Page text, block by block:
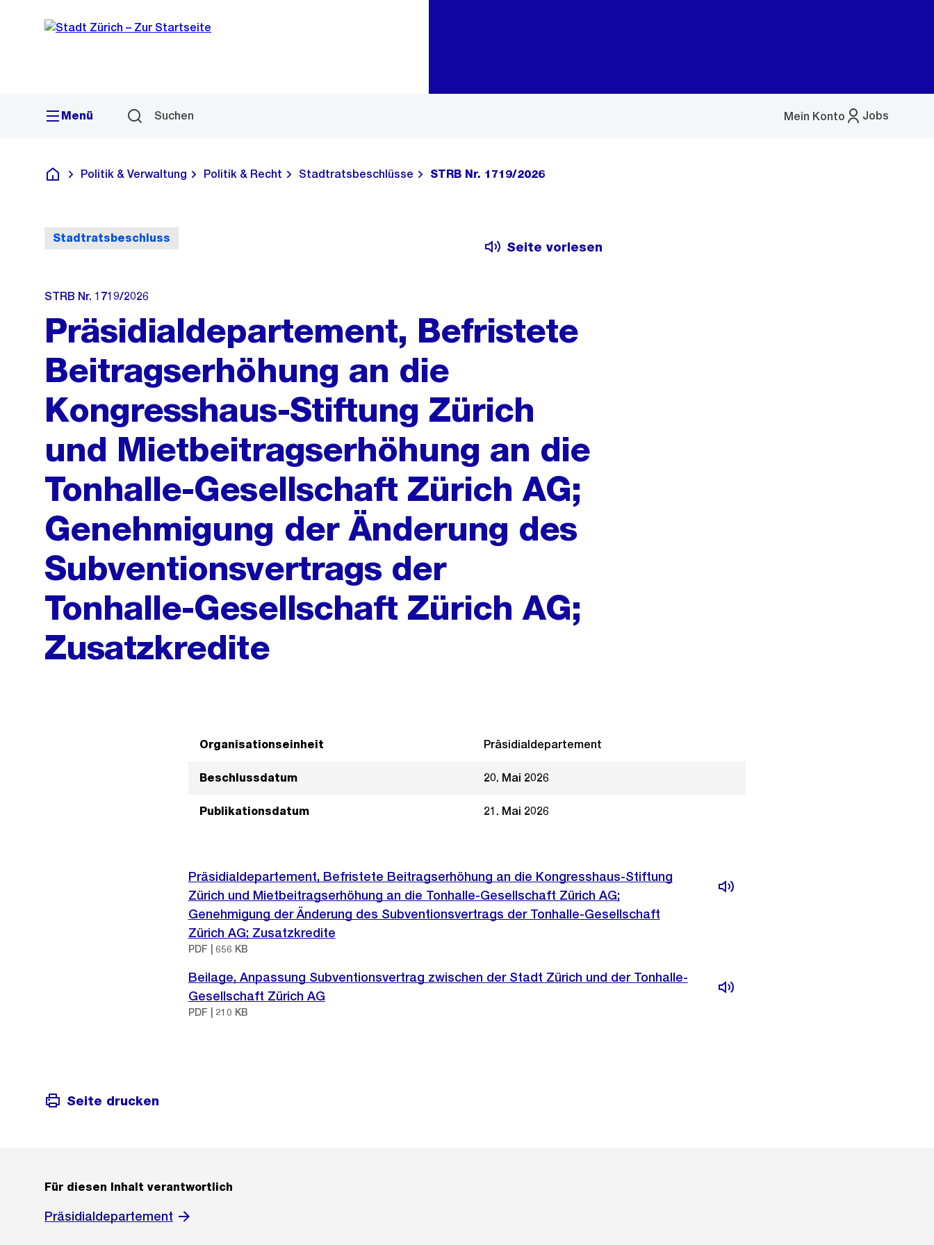
Navigation
Sprunglink
Menü Suchen Jobs
Mein Konto
Menü
Deutsch
Politik & Verwaltung Politik & Recht Stadtratsbeschlüsse STRB Nr. 1719/2026
Stadtratsbeschluss
Seite vorlesen
STRB Nr. 1719/2026
Präsidialdepartement, Befristete
Beitragserhöhung an die
Kongresshaus-Stiftung Zürich
und Mietbeitragserhöhung an die
Tonhalle-Gesellschaft Zürich AG;
Genehmigung der Änderung des
Subventionsvertrags der
Tonhalle-Gesellschaft Zürich AG;
Zusatzkredite
Organisationseinheit Präsidialdepartement
Beschlussdatum 20. Mai 2026
Publikationsdatum 21. Mai 2026
Präsidialdepartement, Befristete Beitragserhöhung an die Kongresshaus-Stiftung
Zürich und Mietbeitragserhöhung an die Tonhalle-Gesellschaft Zürich AG;
Genehmigung der Änderung des Subventionsvertrags der Tonhalle-Gesellschaft
Zürich AG; Zusatzkredite
PDF | 656 KB
Beilage, Anpassung Subventionsvertrag zwischen der Stadt Zürich und der Tonhalle-
Gesellschaft Zürich AG
PDF | 210 KB
Seite drucken
Für diesen Inhalt verantwortlich
Präsidialdepartement